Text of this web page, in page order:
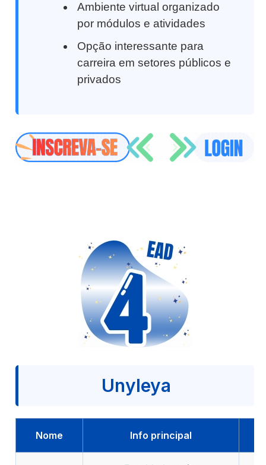
Ambiente virtual organizado
por módulos e atividades
Opção interessante para
carreira em setores públicos e
privados
Unyleya
Nome Info principal